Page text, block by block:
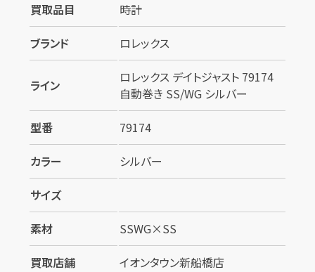
買取品目
時計
ブランド
ロレックス
ライン
ロレックス デイトジャスト 79174
自動巻き SS/WG シルバー
型番
79174
カラー
シルバー
サイズ
素材
SSWG×SS
買取店舗
イオンタウン新船橋店